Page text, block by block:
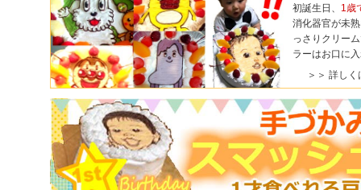
初誕生日、 1歳
消化器官が未
っさりクリー
ラーはお口に
＞＞ 詳しく